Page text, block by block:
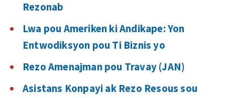
Rezonab
Lwa pou Ameriken ki Andikape: Yon
Entwodiksyon pou Ti Biznis yo
Rezo Amenajman pou Travay (JAN)
Asistans Konpayi ak Rezo Resous sou